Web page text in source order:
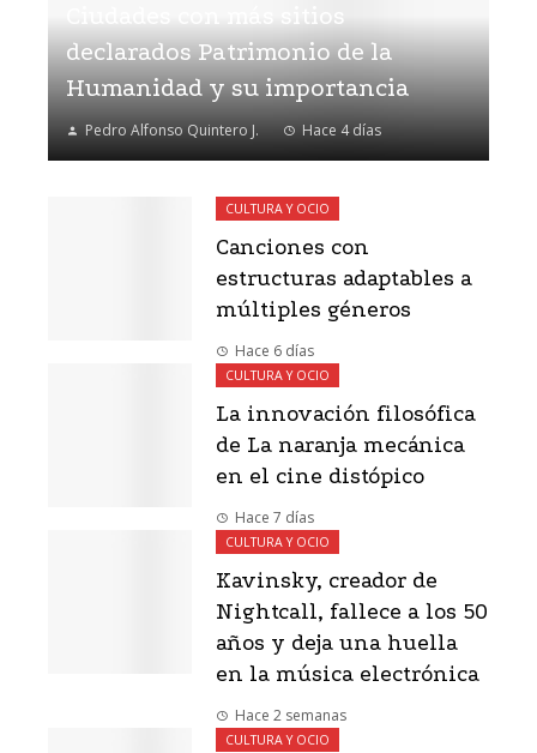
Ciudades con más sitios
declarados Patrimonio de la
Humanidad y su importancia
Pedro Alfonso Quintero J. Hace 4 días
CULTURA Y OCIO
Canciones con
estructuras adaptables a
múltiples géneros
Hace 6 días
CULTURA Y OCIO
La innovación filosófica
de La naranja mecánica
en el cine distópico
Hace 7 días
CULTURA Y OCIO
Kavinsky, creador de
Nightcall, fallece a los 50
años y deja una huella
en la música electrónica
Hace 2 semanas
CULTURA Y OCIO